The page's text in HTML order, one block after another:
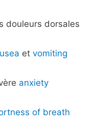
douleurs dorsales
etvomiting
anxiety
of breath